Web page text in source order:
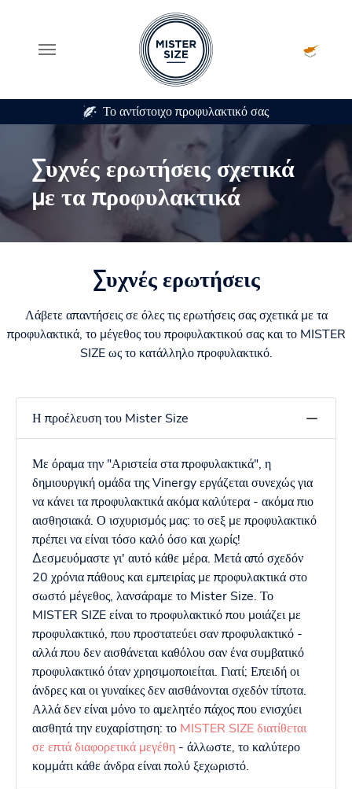
Skip to main content
Σε 7 μεγέθη προφυλακτικού
Συχνές ερωτήσεις σχετικά
με τα προφυλακτικά
Συχνές ερωτήσεις
Λάβετε απαντήσεις σε όλες τις ερωτήσεις σας σχετικά με τα
προφυλακτικά, το μέγεθος του προφυλακτικού σας και το MISTER
SIZE ως το κατάλληλο προφυλακτικό.
Η προέλευση του Mister Size
Με όραμα την "Αριστεία στα προφυλακτικά", η
δημιουργική ομάδα της Vinergy εργάζεται συνεχώς για
να κάνει τα προφυλακτικά ακόμα καλύτερα - ακόμα πιο
αισθησιακά. Ο ισχυρισμός μας: το σεξ με προφυλακτικό
πρέπει να είναι τόσο καλό όσο και χωρίς!
Δεσμευόμαστε γι' αυτό κάθε μέρα. Μετά από σχεδόν
20 χρόνια πάθους και εμπειρίας με προφυλακτικά στο
σωστό μέγεθος, λανσάραμε το Mister Size. Το
MISTER SIZE είναι το προφυλακτικό που μοιάζει με
προφυλακτικό, που προστατεύει σαν προφυλακτικό -
αλλά που δεν αισθάνεται καθόλου σαν ένα συμβατικό
προφυλακτικό όταν χρησιμοποιείται. Γιατί; Επειδή οι
άνδρες και οι γυναίκες δεν αισθάνονται σχεδόν τίποτα.
Αλλά δεν είναι μόνο το αμελητέο πάχος που ενισχύει
αισθητά την ευχαρίστηση: το MISTER SIZE διατίθεται
σε επτά διαφορετικά μεγέθη - άλλωστε, το καλύτερο
κομμάτι κάθε άνδρα είναι πολύ ξεχωριστό.